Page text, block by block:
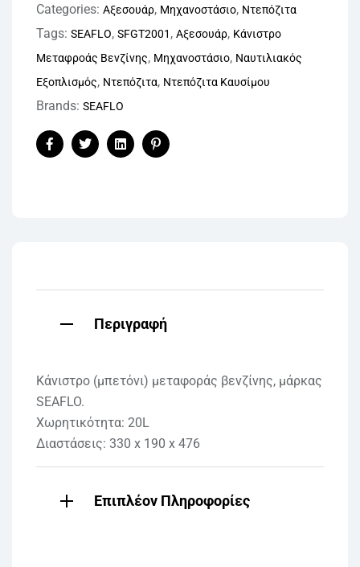
Categories: Αξεσουάρ, Μηχανοστάσιο, Ντεπόζιτα
Tags: SEAFLO, SFGT2001 , Αξεσουάρ, Κάνιστρο
Μεταφροάς Βενζίνης, Μηχανοστάσιο, Ναυτιλιακός
Εξοπλισμός, Ντεπόζιτα, Ντεπόζιτα Καυσίμου
Brands: SEAFLO
FacebookTwitterLinkedinPinterest
Περιγραφή
Κάνιστρο (μπετόνι) μεταφοράς βενζίνης, μάρκας
SEAFLO.
Χωρητικότητα: 20L
Διαστάσεις: 330 x 190 x 476
Επιπλέον Πληροφορίες